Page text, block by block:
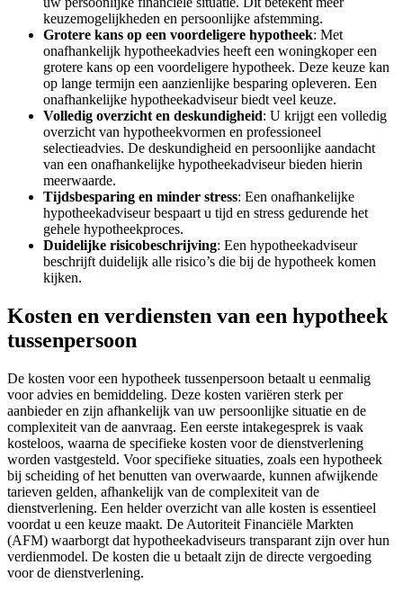
keuzemogelijkheden en persoonlijke afstemming.
Grotere kans op een voordeligere hypotheek: Met
onafhankelijk hypotheekadvies heeft een woningkoper een
grotere kans op een voordeligere hypotheek. Deze keuze kan
op lange termijn een aanzienlijke besparing opleveren. Een
onafhankelijke hypotheekadviseur biedt veel keuze.
Volledig overzicht en deskundigheid: U krijgt een volledig
overzicht van hypotheekvormen en professioneel
selectieadvies. De deskundigheid en persoonlijke aandacht
van een onafhankelijke hypotheekadviseur bieden hierin
meerwaarde.
Tijdsbesparing en minder stress: Een onafhankelijke
hypotheekadviseur bespaart u tijd en stress gedurende het
gehele hypotheekproces.
Duidelijke risicobeschrijving: Een hypotheekadviseur
beschrijft duidelijk alle risico’s die bij de hypotheek komen
kijken.
Kosten en verdiensten van een hypotheek
tussenpersoon
De kosten voor een hypotheek tussenpersoon betaalt u eenmalig
voor advies en bemiddeling. Deze kosten variëren sterk per
aanbieder en zijn afhankelijk van uw persoonlijke situatie en de
complexiteit van de aanvraag. Een eerste intakegesprek is vaak
kosteloos, waarna de specifieke kosten voor de dienstverlening
worden vastgesteld. Voor specifieke situaties, zoals een hypotheek
bij scheiding of het benutten van overwaarde, kunnen afwijkende
tarieven gelden, afhankelijk van de complexiteit van de
dienstverlening. Een helder overzicht van alle kosten is essentieel
voordat u een keuze maakt. De Autoriteit Financiële Markten
(AFM) waarborgt dat hypotheekadviseurs transparant zijn over hun
verdienmodel. De kosten die u betaalt zijn de directe vergoeding
voor de dienstverlening.